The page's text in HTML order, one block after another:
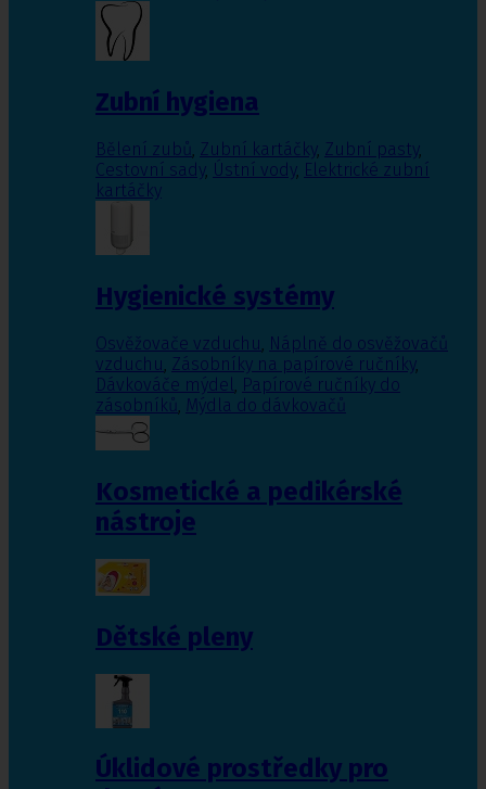
Zubní hygiena
Bělení zubů, Zubní kartáčky, Zubní pasty,
Cestovní sady, Ústní vody, Elektrické zubní
kartáčky
Hygienické systémy
Osvěžovače vzduchu, Náplně do osvěžovačů
vzduchu, Zásobníky na papírové ručníky,
Dávkováče mýdel, Papírové ručníky do
zásobníků, Mýdla do dávkovačů
Kosmetické a pedikérské
nástroje
Dětské pleny
Úklidové prostředky pro